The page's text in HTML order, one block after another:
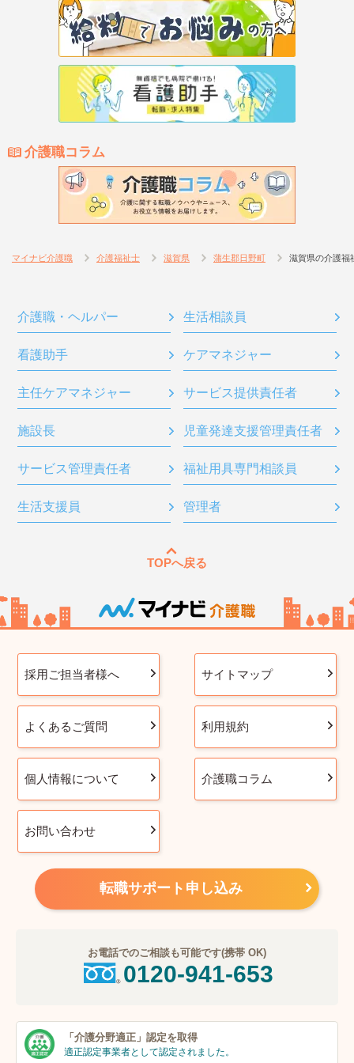
介護職コラム
マイナビ介護職 介護福祉士 滋賀県 蒲生郡日野町 滋賀県の介護福
介護職・ヘルパー 生活相談員
看護助手 ケアマネジャー
主任ケアマネジャー サービス提供責任者
施設長 児童発達支援管理責任者
サービス管理責任者 福祉用具専門相談員
生活支援員 管理者
TOPへ戻る
採用ご担当者様へ サイトマップ
よくあるご質問 利用規約
個人情報について 介護職コラム
お問い合わせ
転職サポート申し込み
お電話でのご相談も可能です(携帯 OK)
0120-941-653
「介護分野適正」 認定を取得
適正認定事業者として認定されました。